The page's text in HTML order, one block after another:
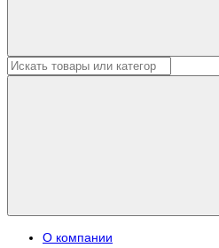
О компании